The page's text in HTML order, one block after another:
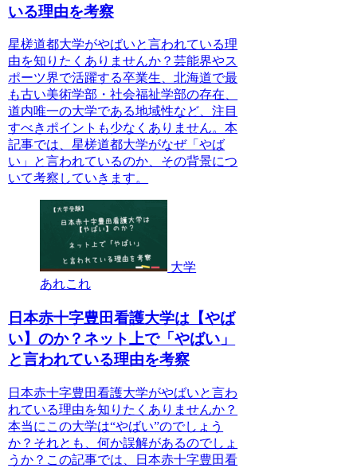
いる理由を考察
星槎道都大学がやばいと言われている理
由を知りたくありませんか？芸能界やス
ポーツ界で活躍する卒業生、北海道で最
も古い美術学部・社会福祉学部の存在、
道内唯一の大学である地域性など、注目
すべきポイントも少なくありません。本
記事では、星槎道都大学がなぜ「やば
い」と言われているのか、その背景につ
いて考察していきます。
大学
あれこれ
日本赤十字豊田看護大学は【やば
い】のか？ネット上で「やばい」
と言われている理由を考察
日本赤十字豊田看護大学がやばいと言わ
れている理由を知りたくありませんか？
本当にこの大学は“やばい”のでしょう
か？それとも、何か誤解があるのでしょ
うか？この記事では、日本赤十字豊田看